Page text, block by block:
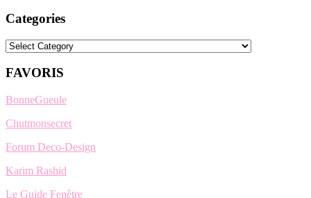
Categories
Categories
FAVORIS
BonneGueule
Chutmonsecret
Forum Deco-Design
Karim Rashid
Le Guide Fenêtre